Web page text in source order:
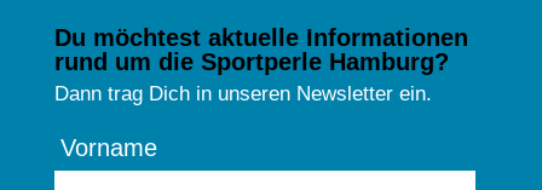
Du möchtest aktuelle Informationen
rund um die Sportperle Hamburg?
Dann trag Dich in unseren Newsletter ein.
Vorname